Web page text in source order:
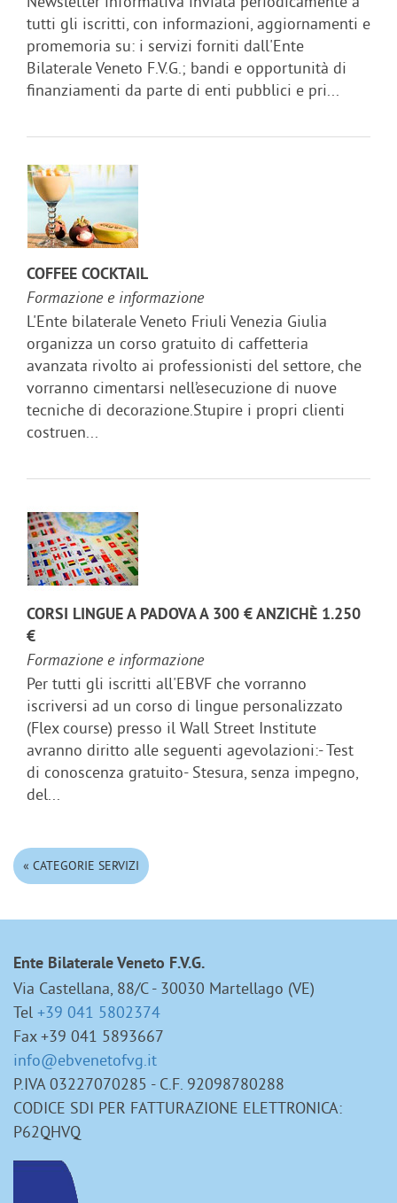
tutti gli iscritti, con informazioni, aggiornamenti e
promemoria su: i servizi forniti dall'Ente
Bilaterale Veneto F.V.G.; bandi e opportunità di
finanziamenti da parte di enti pubblici e pri...
COFFEE COCKTAIL
Formazione e informazione
L'Ente bilaterale Veneto Friuli Venezia Giulia
organizza un corso gratuito di caffetteria
avanzata rivolto ai professionisti del settore, che
vorranno cimentarsi nell’esecuzione di nuove
tecniche di decorazione.Stupire i propri clienti
costruen...
CORSI LINGUE A PADOVA A 300 € ANZICHÈ 1.250
€
Formazione e informazione
Per tutti gli iscritti all'EBVF che vorranno
iscriversi ad un corso di lingue personalizzato
(Flex course) presso il Wall Street Institute
avranno diritto alle seguenti agevolazioni:- Test
di conoscenza gratuito- Stesura, senza impegno,
del...
« CATEGORIE SERVIZI
Ente Bilaterale Veneto F.V.G.
Via Castellana, 88/C - 30030 Martellago (VE)
Tel +39 041 5802374
Fax +39 041 5893667
info@ebvenetofvg.it
P.IVA 03227070285 - C.F. 92098780288
CODICE SDI PER FATTURAZIONE ELETTRONICA:
P62QHVQ